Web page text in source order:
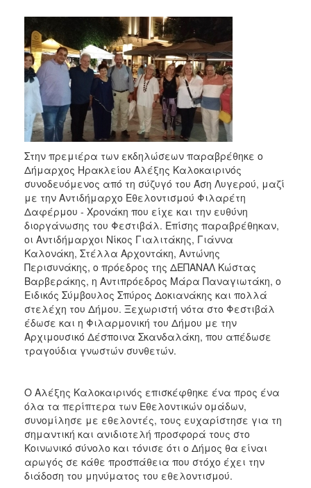
2011
2006
ΔΗΜΟΤΗΣ
ΕΠΙΣΚΕΠΤΗΣ
ΗΡΑΚΛΕΙΟ
Στην πρεμιέρα των εκδηλώσεων παραβρέθηκε ο
Δήμαρχος Ηρακλείου Αλέξης Καλοκαιρινός
συνοδευόμενος από τη σύζυγό του Άση Λυγερού, μαζί
με την Αντιδήμαρχο Εθελοντισμού Φιλαρέτη
Δαφέρμου - Χρονάκη που είχε και την ευθύνη
διοργάνωσης του Φεστιβάλ. Επίσης παραβρέθηκαν,
οι Αντιδήμαρχοι Νίκος Γιαλιτάκης, Γιάννα
Καλονάκη, Στέλλα Αρχοντάκη, Αντώνης
Περισυνάκης, ο πρόεδρος της ΔΕΠΑΝΑΛ Κώστας
Βαρβεράκης, η Αντιπρόεδρος Μάρα Παναγιωτάκη, ο
Ειδικός Σύμβουλος Σπύρος Δοκιανάκης και πολλά
στελέχη του Δήμου. Ξεχωριστή νότα στο Φεστιβάλ
έδωσε και η Φιλαρμονική του Δήμου με την
Αρχιμουσικό Δέσποινα Σκανδαλάκη, που απέδωσε
τραγούδια γνωστών συνθετών.
Ο Αλέξης Καλοκαιρινός επισκέφθηκε ένα προς ένα
όλα τα περίπτερα των Εθελοντικών ομάδων,
συνομίλησε με εθελοντές, τους ευχαρίστησε για τη
σημαντική και ανιδιοτελή προσφορά τους στο
Κοινωνικό σύνολο και τόνισε ότι ο Δήμος θα είναι
αρωγός σε κάθε προσπάθεια που στόχο έχει την
διάδοση του μηνύματος του εθελοντισμού.